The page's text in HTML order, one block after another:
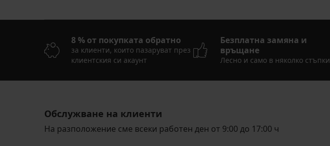
8 % от покупката обратно
за клиенти, които пазаруват през
клиентския си акаунт
Безплатна замяна и
връщане
Лесно и само в няколко стъпки
Обслужване на клиенти
На разположение сме всеки работен ден от 9:00 до 17:00 ч